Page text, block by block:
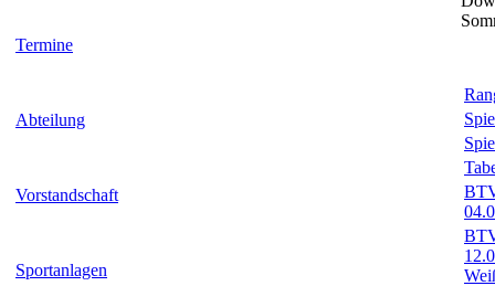
Termine
Abteilung
Vorstandschaft
Sportanlagen